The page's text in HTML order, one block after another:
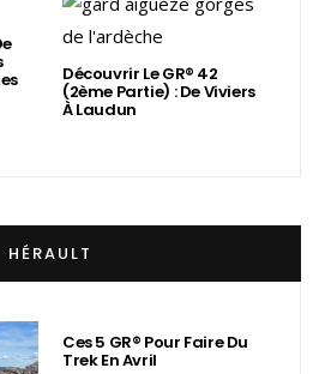
Découvrir Le GR® 42
(2ème Partie) : De Viviers
À Laudun
HÉRAULT
Ces 5 GR® Pour Faire Du
Trek En Avril